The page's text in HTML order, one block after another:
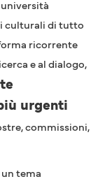
culturali di tutto
ricorrente
e al dialogo,
urgenti
commissioni,
tema